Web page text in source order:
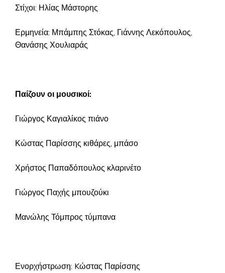
Στίχοι: Ηλίας Μάστορης
Ερμηνεία: Μπάμπης Στόκας, Γιάννης Λεκόπουλος,
Θανάσης Χουλιαράς
Παίζουν οι μουσικοί:
Γιώργος Καγιαλίκος πιάνο
Κώστας Παρίσσης κιθάρες, μπάσο
Χρήστος Παπαδόπουλος κλαρινέτο
Γιώργος Παχής μπουζούκι
Μανώλης Τόμπρος τύμπανα
Ενορχήστρωση: Kώστας Παρίσσης